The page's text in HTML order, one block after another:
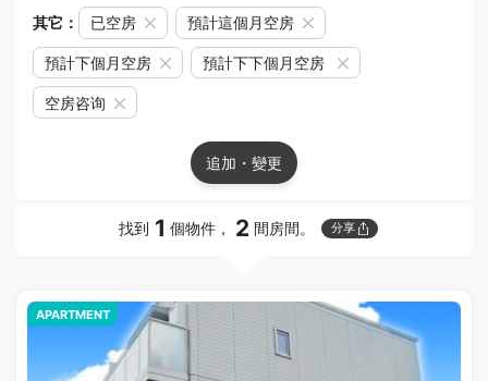
其它： 已空房 預計這個月空房
預計下個月空房 預計下下個月空房
空房咨询
追加・變更
找到 1 個物件， 2 間房間。 分享
APARTMENT